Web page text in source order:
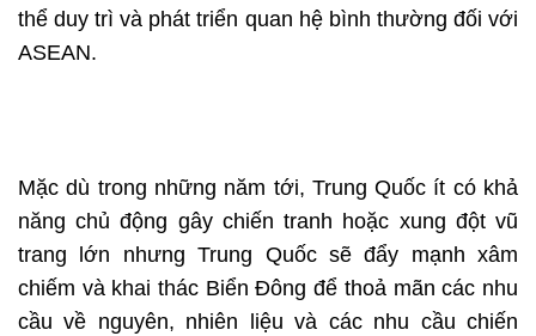
thể duy trì và phát triển quan hệ bình thường đối với
ASEAN.
Mặc dù trong những năm tới, Trung Quốc ít có khả
năng chủ động gây chiến tranh hoặc xung đột vũ
trang lớn nhưng Trung Quốc sẽ đẩy mạnh xâm
chiếm và khai thác Biển Đông để thoả mãn các nhu
cầu về nguyên, nhiên liệu và các nhu cầu chiến